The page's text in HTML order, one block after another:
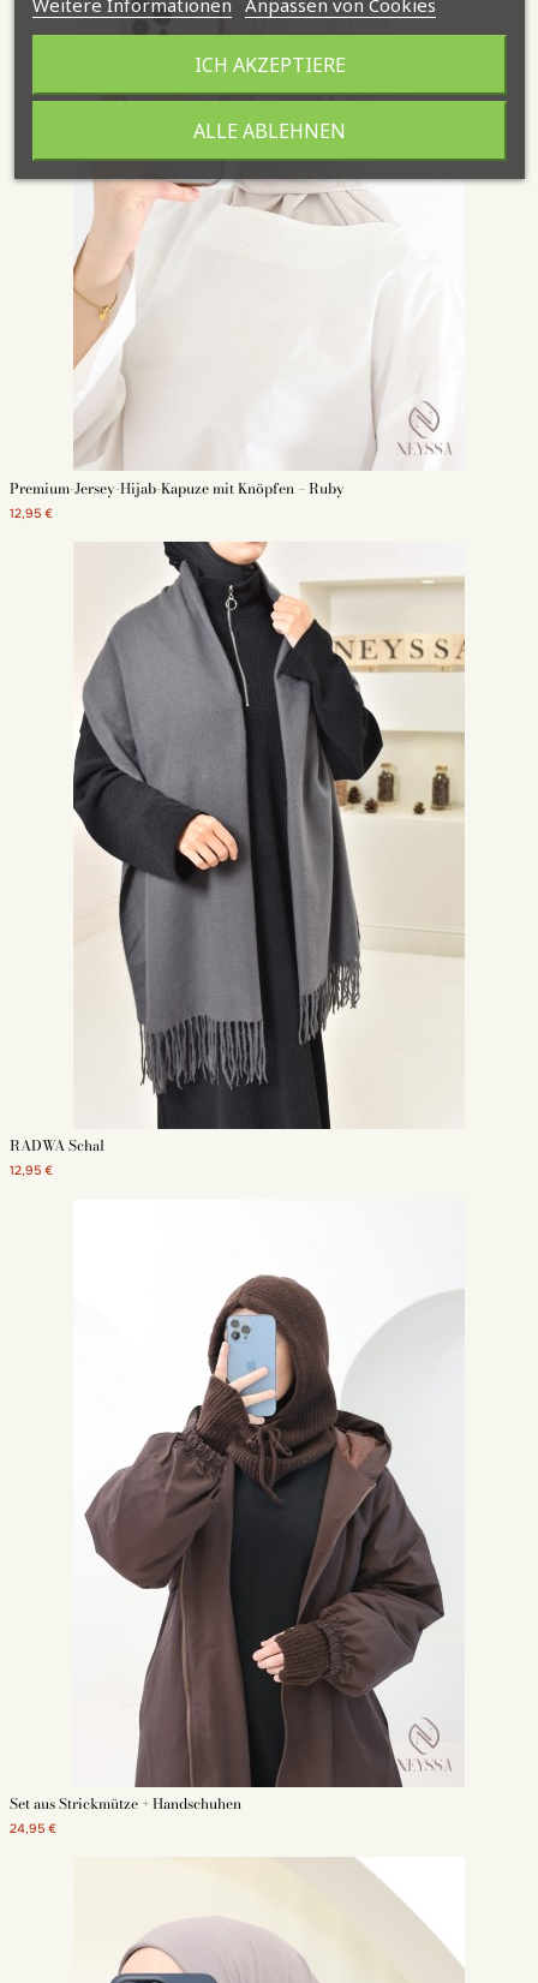
Premium-Jersey-Hijab-Kapuze mit Knöpfen – Ruby
12,95 €
RADWA Schal
12,95 €
Set aus Strickmütze + Handschuhen
24,95 €
Weitere Informationen Anpassen von Cookies
ALLE ABLEHNEN
ICH AKZEPTIERE